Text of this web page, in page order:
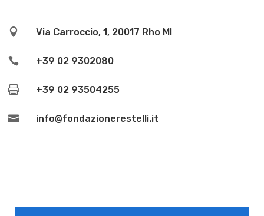
 Via Carroccio, 1, 20017 Rho MI
 +39 02 9302080
 +39 02 93504255
 info@fondazionerestelli.it